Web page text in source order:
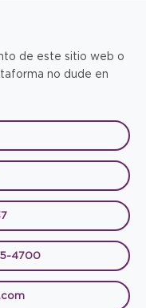
de este sitio web o
no dude en
4700